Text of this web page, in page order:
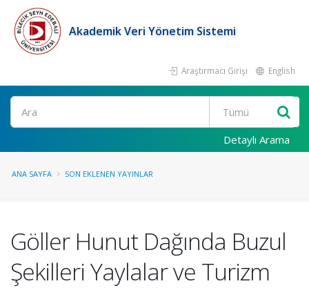
Akademik Veri Yönetim Sistemi
Araştırmacı Girişi English
Ara
Detaylı Arama
ANA SAYFA SON EKLENEN YAYINLAR
Göller Hunut Dağında Buzul
Şekilleri Yaylalar ve Turizm